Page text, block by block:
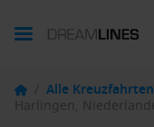
/ Alle Kreuzfahrten
Harlingen,